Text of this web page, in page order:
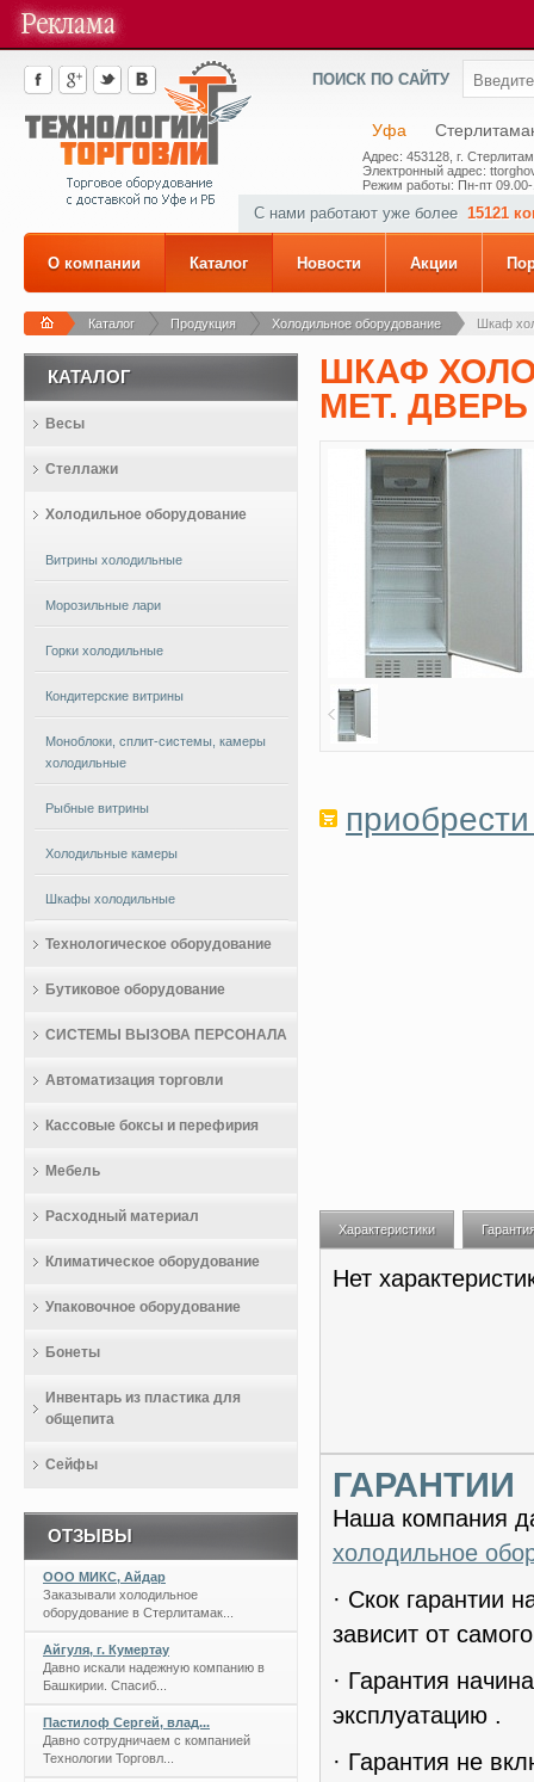
ПОИСК ПО САЙТУ
Уфа
Адрес: 453128, г.
Электронный адрес:
Режим работы: Пн-пт
С нами работают уже более 15121
О компании Каталог Новости Акции
Каталог Продукция Холодильное оборудование Шкаф
ШКАФ
МЕТ. ДВЕРЬ
Характеристики
Нет
ГАРАНТИИ
Наша компания
холодильное
· Скок гарантии
зависит от
· Гарантия
эксплуатацию .
· Гарантия не
КАТАЛОГ
Весы
Стеллажи
Холодильное оборудование
Витрины холодильные
Морозильные лари
Горки холодильные
Кондитерские витрины
Моноблоки, сплит-системы, камеры
холодильные
Рыбные витрины
Холодильные камеры
Шкафы холодильные
Технологическое оборудование
Бутиковое оборудование
СИСТЕМЫ ВЫЗОВА ПЕРСОНАЛА
Автоматизация торговли
Кассовые боксы и перефирия
Мебель
Расходный материал
Климатическое оборудование
Упаковочное оборудование
Бонеты
Инвентарь из пластика для
общепита
Сейфы
ОТЗЫВЫ
ООО МИКС, Айдар
Заказывали холодильное
оборудование в Стерлитамак...
Айгуля, г. Кумертау
Давно искали надежную компанию в
Башкирии. Спасиб...
Пастилоф Сергей, влад...
Давно сотрудничаем с компанией
Технологии Торговл...